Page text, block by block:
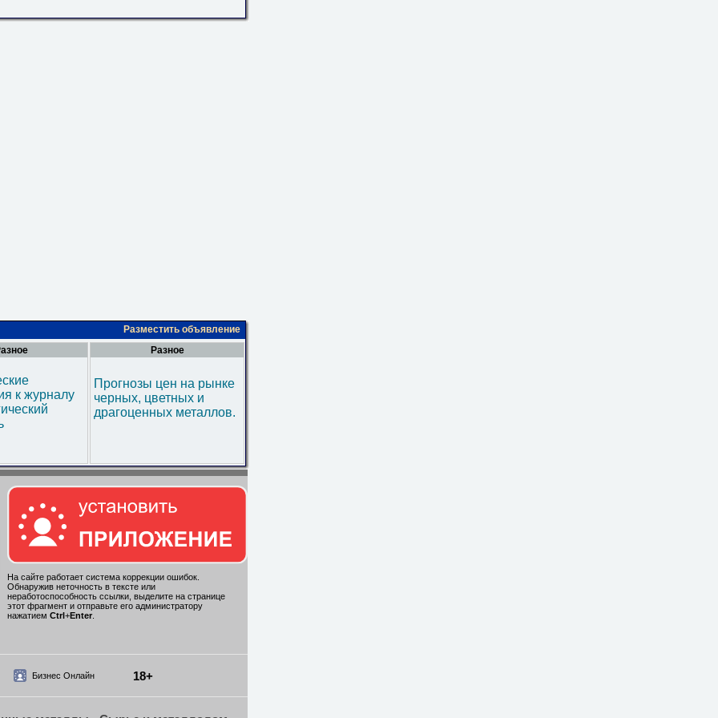
Разместить объявление
к журналу
Разное
Прогнозы цен на рынке
черных, цветных и
драгоценных металлов.
На сайте работает система коррекции ошибок.
Обнаружив неточность в тексте или
неработоспособность ссылки, выделите на странице
этот фрагмент и отправьте его администратору
нажатием Ctrl +Enter.
Бизнес Онлайн 18+